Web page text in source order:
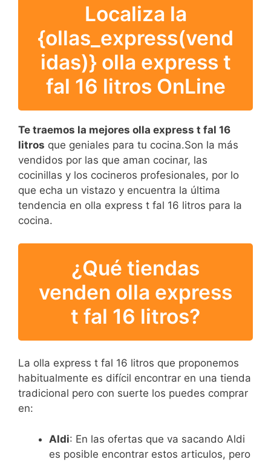
Localiza la
{ollas_express(vend
idas)} olla express t
fal 16 litros OnLine
Te traemos la mejores olla express t fal 16
litros que geniales para tu cocina.Son la más
vendidos por las que aman cocinar, las
cocinillas y los cocineros profesionales, por lo
que echa un vistazo y encuentra la última
tendencia en olla express t fal 16 litros para la
cocina.
¿Qué tiendas
venden olla express
t fal 16 litros?
La olla express t fal 16 litros que proponemos
habitualmente es difícil encontrar en una tienda
tradicional pero con suerte los puedes comprar
en:
Aldi: En las ofertas que va sacando Aldi
es posible encontrar estos articulos, pero